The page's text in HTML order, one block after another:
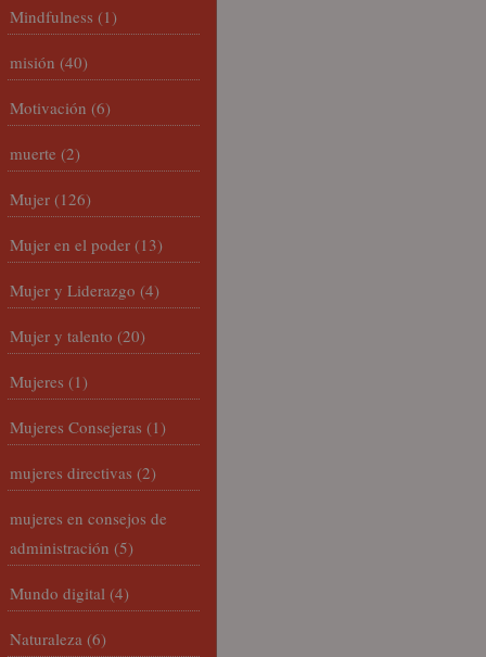
Mindfulness (1)
misión (40)
Motivación (6)
muerte (2)
Mujer (126)
Mujer en el poder (13)
Mujer y Liderazgo (4)
Mujer y talento (20)
Mujeres (1)
Mujeres Consejeras (1)
mujeres directivas (2)
mujeres en consejos de
administración (5)
Mundo digital (4)
Naturaleza (6)